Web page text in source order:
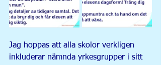
Jag hoppas att alla skolor verkligen
inkluderar nämnda yrkesgrupper i sitt